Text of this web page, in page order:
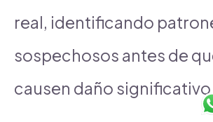
real, identificando
sospechosos antes de
causen daño significativo.